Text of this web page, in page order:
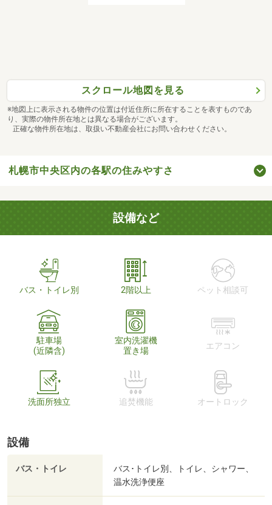
スクロール地図を見る
※地図上に表示される物件の位置は付近住所に所在することを表すものであ
り、実際の物件所在地とは異なる場合がございます。
正確な物件所在地は、取扱い不動産会社にお問い合わせください。
札幌市中央区内の各駅の住みやすさ
設備など
バス・トイレ別 2階以上 ペット相談可
駐車場
(近隣含)
室内洗濯機
置き場
エアコン
洗面所独立 追焚機能 オートロック
設備
バス・トイレ
バス･トイレ別、トイレ、シャワー、
温水洗浄便座